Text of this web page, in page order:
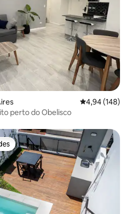
4,94 de uma
4,94 (148)
perto do Obelisco
dos hóspedes